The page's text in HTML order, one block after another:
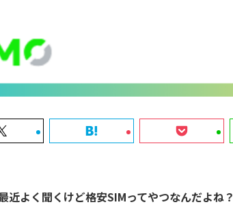
よく聞くけど格安SIMってやつなんだよね？